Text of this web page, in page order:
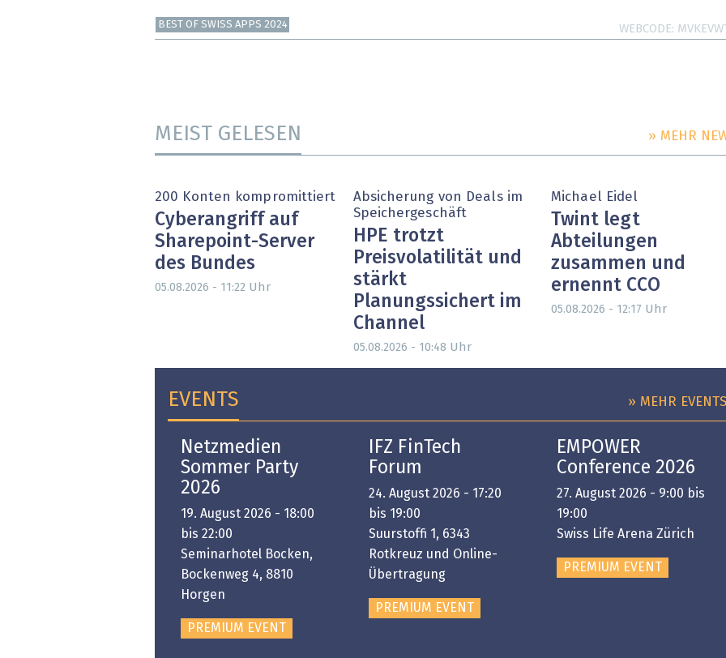
BEST OF SWISS APPS 2024 WEBCODE
MEIST GELESEN » MEHR
200 Konten kompromittiert
Cyberangriff auf
Sharepoint-Server
des Bundes
05.08.2026 - 11:22 Uhr
Absicherung von Deals im
Speichergeschäft
HPE trotzt
Preisvolatilität und
stärkt
Planungssichert im
Channel
05.08.2026 - 10:48 Uhr
Michael Eidel
Twint legt
Abteilungen
zusammen und
ernennt CCO
05.08.2026 - 12:17 Uhr
EVENTS » MEHR EVENTS
Netzmedien
Sommer Party
2026
19. August 2026 - 18:00
bis 22:00
Seminarhotel Bocken,
Bockenweg 4, 8810
Horgen
PREMIUM EVENT
IFZ FinTech
Forum
24. August 2026 - 17:20
bis 19:00
Suurstoffi 1, 6343
Rotkreuz und Online-
Übertragung
PREMIUM EVENT
EMPOWER
Conference 2026
27. August 2026 - 9:00 bis
19:00
Swiss Life Arena Zürich
PREMIUM EVENT